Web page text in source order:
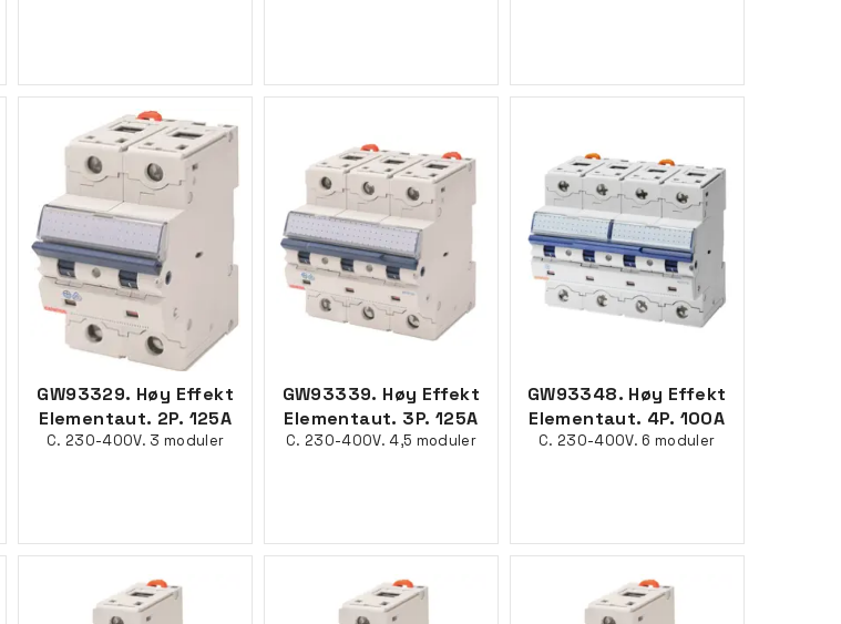
GW93329. Høy Effekt
Elementaut. 2P. 125A
C. 230-400V. 3 moduler
GW93339. Høy Effekt
Elementaut. 3P. 125A
C. 230-400V. 4,5 moduler
GW93348. Høy Effekt
Elementaut. 4P. 100A
C. 230-400V. 6 moduler